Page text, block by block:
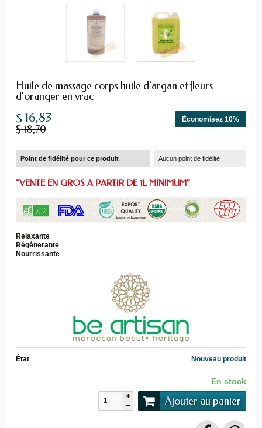
Huile de massage corps huile d'argan et fleurs
d'oranger en vrac
Économisez 10%
$ 16,83
$ 18,70
Point de fidélité pour ce produit Aucun point de fidélité
"VENTE EN GROS A PARTIR DE 1L MINIMUM"
Relaxante
Régénerante
Nourrissante
État Nouveau produit
En stock
Ajouter au panier